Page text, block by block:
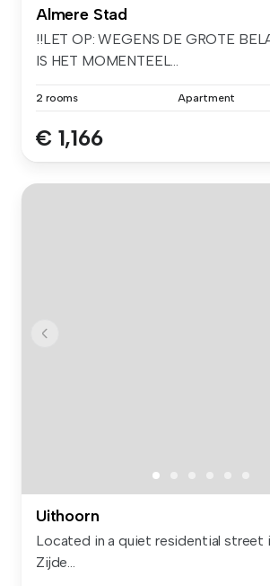
Almere Stad
!!LET OP: WEGENS DE GROTE
IS HET MOMENTEEL...
2 rooms Apartment
€ 1,166
Uithoorn
Located in a quiet residential street
Zijde...